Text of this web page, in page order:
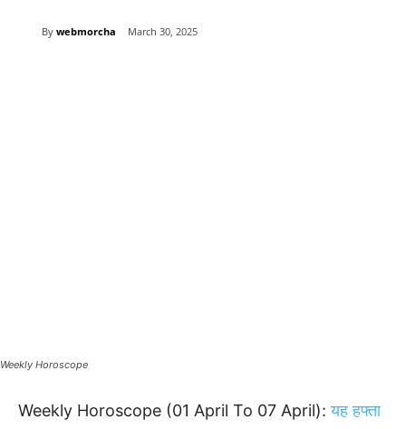
By webmorcha March 30, 2025
Weekly Horoscope
Weekly Horoscope (01 April To 07 April):यह हफ्ता